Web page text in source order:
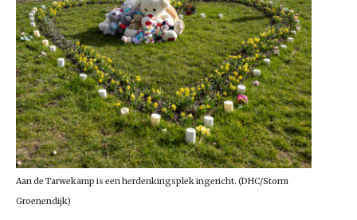
Aan de Tarwekamp is een herdenkingsplek ingericht. (DHC/Storm
Groenendijk)